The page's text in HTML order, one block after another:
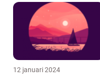
12 januari 2024